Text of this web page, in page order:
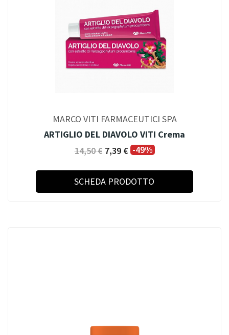
MARCO VITI FARMACEUTICI SPA
ARTIGLIO DEL DIAVOLO VITI Crema
14,50 € 7,39 € -49%
SCHEDA PRODOTTO